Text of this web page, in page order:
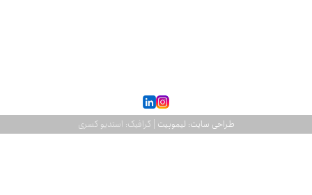
طراحی سایت: لیموبیت | گرافیک: استدیو کسری